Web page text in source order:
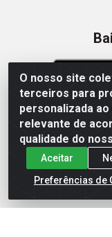
O nosso site
terceiros para
personalizada
relevante de
qualidade do
Aceitar
Preferências de